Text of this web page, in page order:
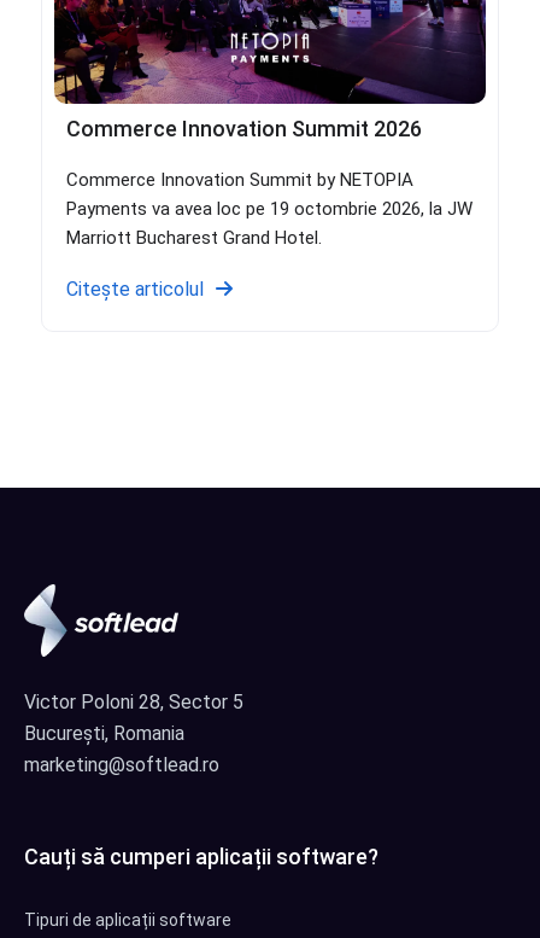
Commerce Innovation Summit 2026
Commerce Innovation Summit by NETOPIA
Payments va avea loc pe 19 octombrie 2026, la JW
Marriott Bucharest Grand Hotel.
Citește articolul
Victor Poloni 28, Sector 5
București, Romania
marketing@softlead.ro
Cauți să cumperi aplicații software?
Tipuri de aplicații software